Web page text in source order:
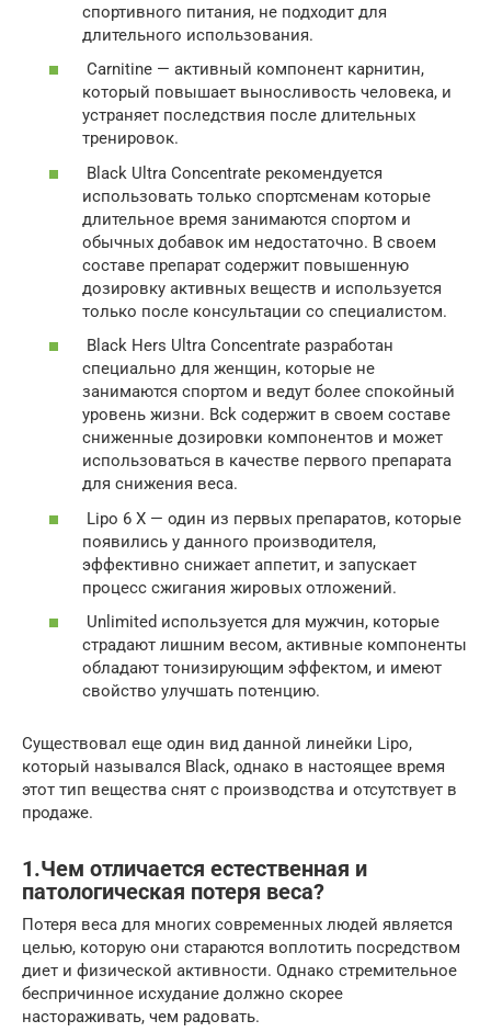
спортивного питания, не подходит для
длительного использования.
Carnitine — активный компонент карнитин,
который повышает выносливость человека, и
устраняет последствия после длительных
тренировок.
Black Ultra Concentrate рекомендуется
использовать только спортсменам которые
длительное время занимаются спортом и
обычных добавок им недостаточно. В своем
составе препарат содержит повышенную
дозировку активных веществ и используется
только после консультации со специалистом.
Black Hers Ultra Concentrate разработан
специально для женщин, которые не
занимаются спортом и ведут более спокойный
уровень жизни. Bck содержит в своем составе
сниженные дозировки компонентов и может
использоваться в качестве первого препарата
для снижения веса.
Lipo 6 Х — один из первых препаратов, которые
появились у данного производителя,
эффективно снижает аппетит, и запускает
процесс сжигания жировых отложений.
Unlimited используется для мужчин, которые
страдают лишним весом, активные компоненты
обладают тонизирующим эффектом, и имеют
свойство улучшать потенцию.
Существовал еще один вид данной линейки Lipo,
который назывался Black, однако в настоящее время
этот тип вещества снят с производства и отсутствует в
продаже.
1.Чем отличается естественная и
патологическая потеря веса?
Потеря веса для многих современных людей является
целью, которую они стараются воплотить посредством
диет и физической активности. Однако стремительное
беспричинное исхудание должно скорее
настораживать, чем радовать.